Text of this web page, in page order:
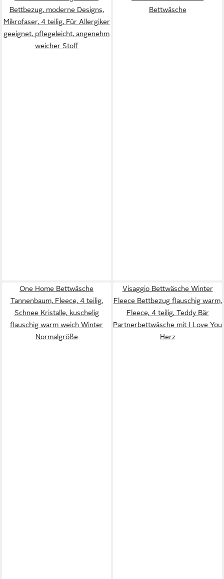
Bettbezug, moderne Designs,
Mikrofaser, 4 teilig, Für Allergiker
geeignet, pflegeleicht, angenehm
weicher Stoff
Bettwäsche
One Home Bettwäsche
Tannenbaum, Fleece, 4 teilig,
Schnee Kristalle, kuschelig
flauschig warm weich Winter
Normalgröße
Visaggio Bettwäsche Winter
Fleece Bettbezug flauschig warm,
Fleece, 4 teilig, Teddy Bär
Partnerbettwäsche mit I Love You
Herz